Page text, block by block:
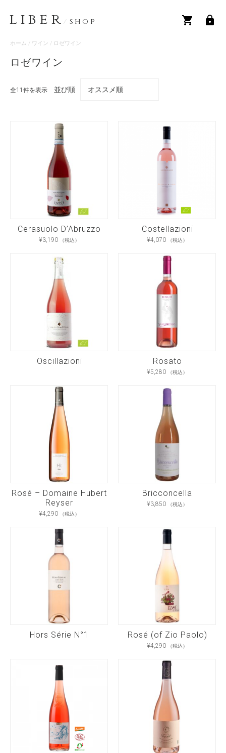
LIBER / SHOP
ホーム / ワイン / ロゼワイン
ロゼワイン
全11件を表示 並び順
Cerasuolo D’Abruzzo
¥3,190 （税込）
Costellazioni
¥4,070 （税込）
Oscillazioni Rosato
¥5,280 （税込）
Rosé – Domaine Hubert
Reyser
¥4,290 （税込）
Bricconcella
¥3,850 （税込）
Hors Série N°1 Rosé (of Zio Paolo)
¥4,290 （税込）